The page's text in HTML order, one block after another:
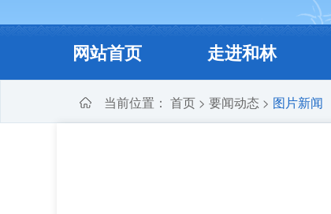
网站首页 走进和林
当前位置： 首页 > 要闻动态 > 图片新闻